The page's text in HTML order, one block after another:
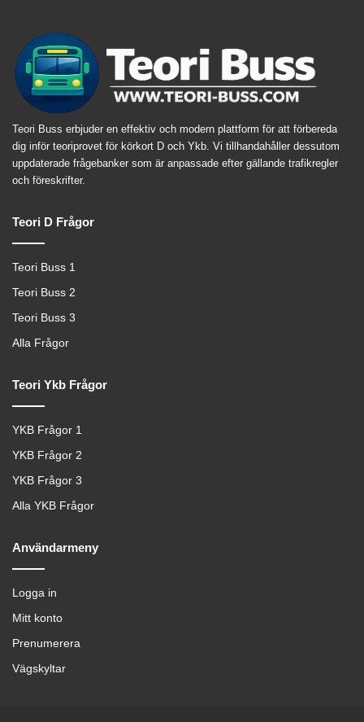
Teori Buss erbjuder en effektiv och modern plattform för att förbereda
dig inför teoriprovet för körkort D och Ykb. Vi tillhandahåller dessutom
uppdaterade frågebanker som är anpassade efter gällande trafikregler
och föreskrifter.
Teori D Frågor
Teori Buss 1
Teori Buss 2
Teori Buss 3
Alla Frågor
Teori Ykb Frågor
YKB Frågor 1
YKB Frågor 2
YKB Frågor 3
Alla YKB Frågor
Användarmeny
Logga in
Mitt konto
Prenumerera
Vägskyltar